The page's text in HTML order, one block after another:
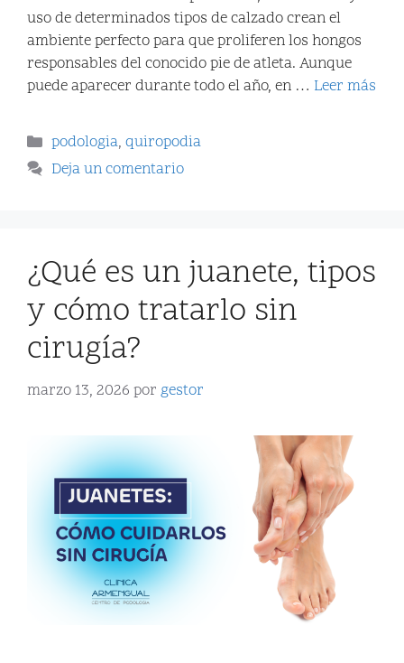
uso de determinados tipos de calzado crean el
ambiente perfecto para que proliferen los hongos
responsables del conocido pie de atleta. Aunque
puede aparecer durante todo el año, en … Leer más
podologia,quiropodia
Deja un comentario
¿Qué es un juanete, tipos
y cómo tratarlo sin
cirugía?
marzo 13, 2026 por gestor